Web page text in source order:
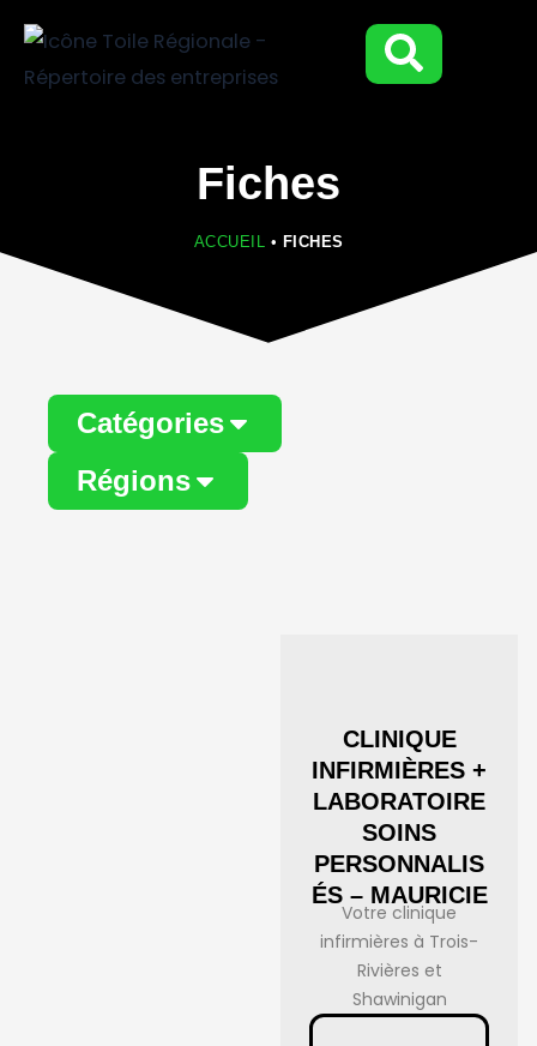
contenu
Fiches
ACCUEIL • FICHES
Catégories
Régions
CLINIQUE
INFIRMIÈRES +
LABORATOIRE
SOINS
PERSONNALIS
ÉS – MAURICIE
Votre clinique
infirmières à Trois-
Rivières et
Shawinigan